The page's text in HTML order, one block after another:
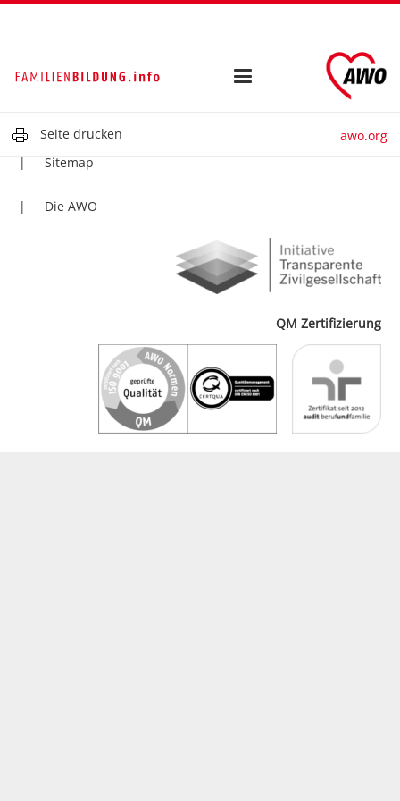
Seite drucken awo.org
Impressum
Sitemap
Die AWO
QM Zertifizierung